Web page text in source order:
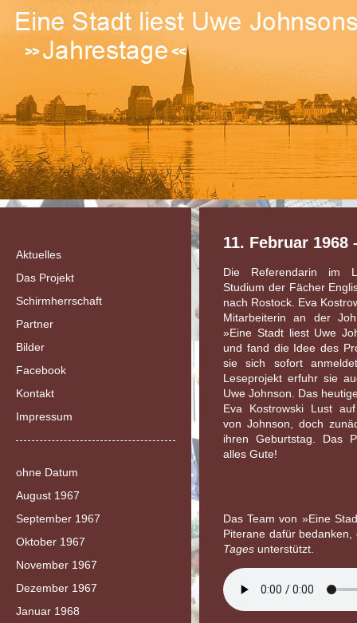
11. Februar
Die Referendarin im
Studium der Fächer
nach Rostock. Eva
Mitarbeiterin an der
»Eine Stadt liest Uwe
und fand die Idee des
sie sich sofort
Leseprojekt erfuhr sie
Uwe Johnson. Das
Eva Kostrowski Lust
von Johnson, doch
ihren Geburtstag. Das
alles Gute!
Das Team von »Eine
Piterane dafür
Tages unterstützt.
Aktuelles
Das Projekt
Schirmherrschaft
Partner
Bilder
Facebook
Kontakt
Impressum
ohne Datum
August 1967
September 1967
Oktober 1967
November 1967
Dezember 1967
Januar 1968